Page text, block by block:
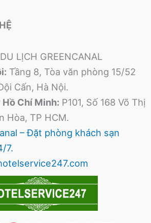
LỊCH GREENCANAL
Tầng 8, Tòa văn phòng 15/52
Cấn, Hà Nội.
Chí Minh: P101, Số 168 Võ Thị
Hòa, TP HCM.
– Đặt phòng khách sạn
7.